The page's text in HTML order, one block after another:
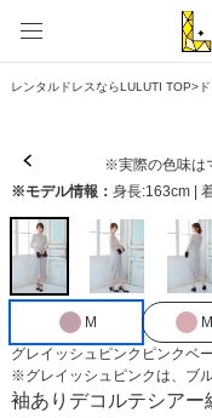
レンタルドレスならLULUTI TOP>ド
※実際の色味は
※モデル情報： 身長:163cm |
M
グレイッシュピンク
M
ピンクベ
※グレイッシュピンクは、 ブ
袖ありデコルテシアー